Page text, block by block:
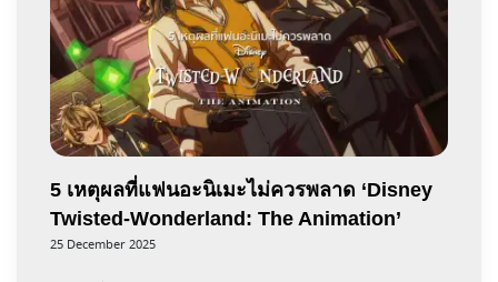
5 เหตุผลที่แฟนอะนิเมะไม่ควรพลาด ‘Disney
Twisted-Wonderland: The Animation’
25 December 2025